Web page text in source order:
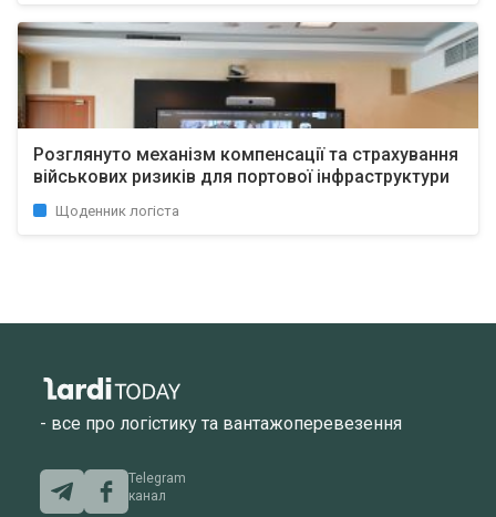
Розглянуто механізм компенсації та страхування
військових ризиків для портової інфраструктури
Щоденник логіста
- все про логістику та вантажоперевезення
Telegram
канал